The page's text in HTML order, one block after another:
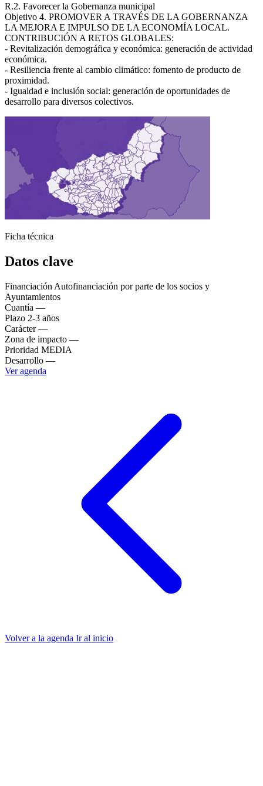
R.2. Favorecer la Gobernanza municipal
Objetivo 4. PROMOVER A TRAVÉS DE LA GOBERNANZA
LA MEJORA E IMPULSO DE LA ECONOMÍA LOCAL.
CONTRIBUCIÓN A RETOS GLOBALES:
- Revitalización demográfica y económica: generación de actividad
económica.
- Resiliencia frente al cambio climático: fomento de producto de
proximidad.
- Igualdad e inclusión social: generación de oportunidades de
desarrollo para diversos colectivos.
Ficha técnica
Datos clave
Financiación Autofinanciación por parte de los socios y
Ayuntamientos
Cuantía —
Plazo 2-3 años
Carácter —
Zona de impacto —
Prioridad MEDIA
Desarrollo —
Ver agenda
Volver a la agenda Ir al inicio
Asistente